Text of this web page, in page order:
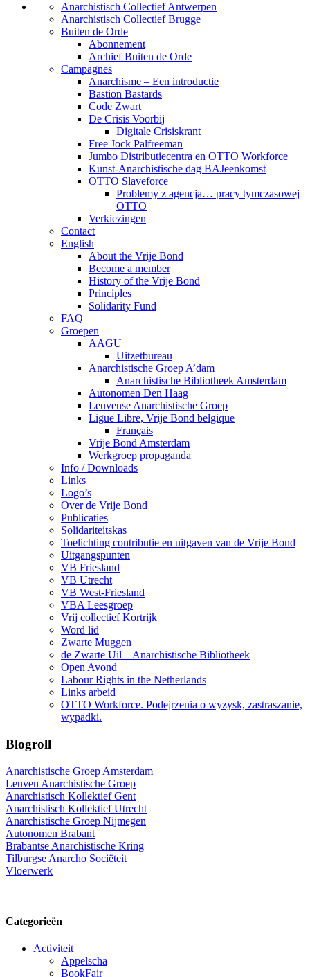
Anarchistisch Collectief Antwerpen
Anarchistisch Collectief Brugge
Buiten de Orde
Abonnement
Archief Buiten de Orde
Campagnes
Anarchisme – Een introductie
Bastion Bastards
Code Zwart
De Crisis Voorbij
Digitale Crisiskrant
Free Jock Palfreeman
Jumbo Distributiecentra en OTTO Workforce
Kunst-Anarchistische dag BAJeenkomst
OTTO Slaveforce
Problemy z agencja… pracy tymczasowej
OTTO
Verkiezingen
Contact
English
About the Vrije Bond
Become a member
History of the Vrije Bond
Principles
Solidarity Fund
FAQ
Groepen
AAGU
Uitzetbureau
Anarchistische Groep A’dam
Anarchistische Bibliotheek Amsterdam
Autonomen Den Haag
Leuvense Anarchistische Groep
Ligue Libre, Vrije Bond belgique
Français
Vrije Bond Amsterdam
Werkgroep propaganda
Info / Downloads
Links
Logo’s
Over de Vrije Bond
Publicaties
Solidariteitskas
Toelichting contributie en uitgaven van de Vrije Bond
Uitgangspunten
VB Friesland
VB Utrecht
VB West-Friesland
VBA Leesgroep
Vrij collectief Kortrijk
Word lid
Zwarte Muggen
de Zwarte Uil – Anarchistische Bibliotheek
Open Avond
Labour Rights in the Netherlands
Links arbeid
OTTO Workforce. Podejrzenia o wyzysk, zastraszanie,
wypadki.
Blogroll
Anarchistische Groep Amsterdam
Leuven Anarchistische Groep
Anarchistisch Kollektief Gent
Anarchistisch Kollektief Utrecht
Anarchistische Groep Nijmegen
Autonomen Brabant
Brabantse Anarchistische Kring
Tilburgse Anarcho Sociëteit
Vloerwerk
Categorieën
Activiteit
Appelscha
BookFair